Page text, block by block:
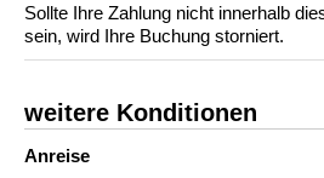
Sollte Ihre Zahlung nicht innerhalb
sein, wird Ihre Buchung storniert.
weitere Konditionen
Anreise